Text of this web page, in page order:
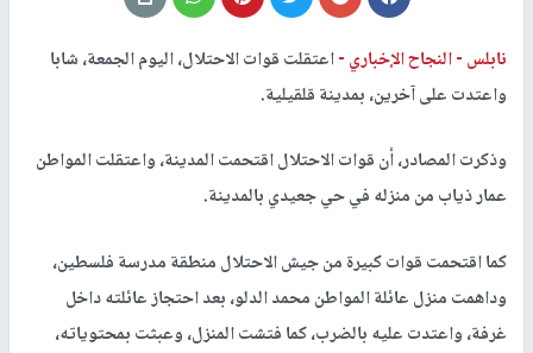
نابلس -النجاح الإخباري -اعتقلت قوات الاحتلال، اليوم الجمعة، شابا
واعتدت على آخرين، بمدينة قلقيلية.
وذكرت المصادر، أن قوات الاحتلال اقتحمت المدينة، واعتقلت المواطن
عمار ذياب من منزله في حي جعيدي بالمدينة.
كما اقتحمت قوات كبيرة من جيش الاحتلال منطقة مدرسة فلسطين،
وداهمت منزل عائلة المواطن محمد الدلو، بعد احتجاز عائلته داخل
غرفة، واعتدت عليه بالضرب، كما فتشت المنزل، وعبثت بمحتوياته،